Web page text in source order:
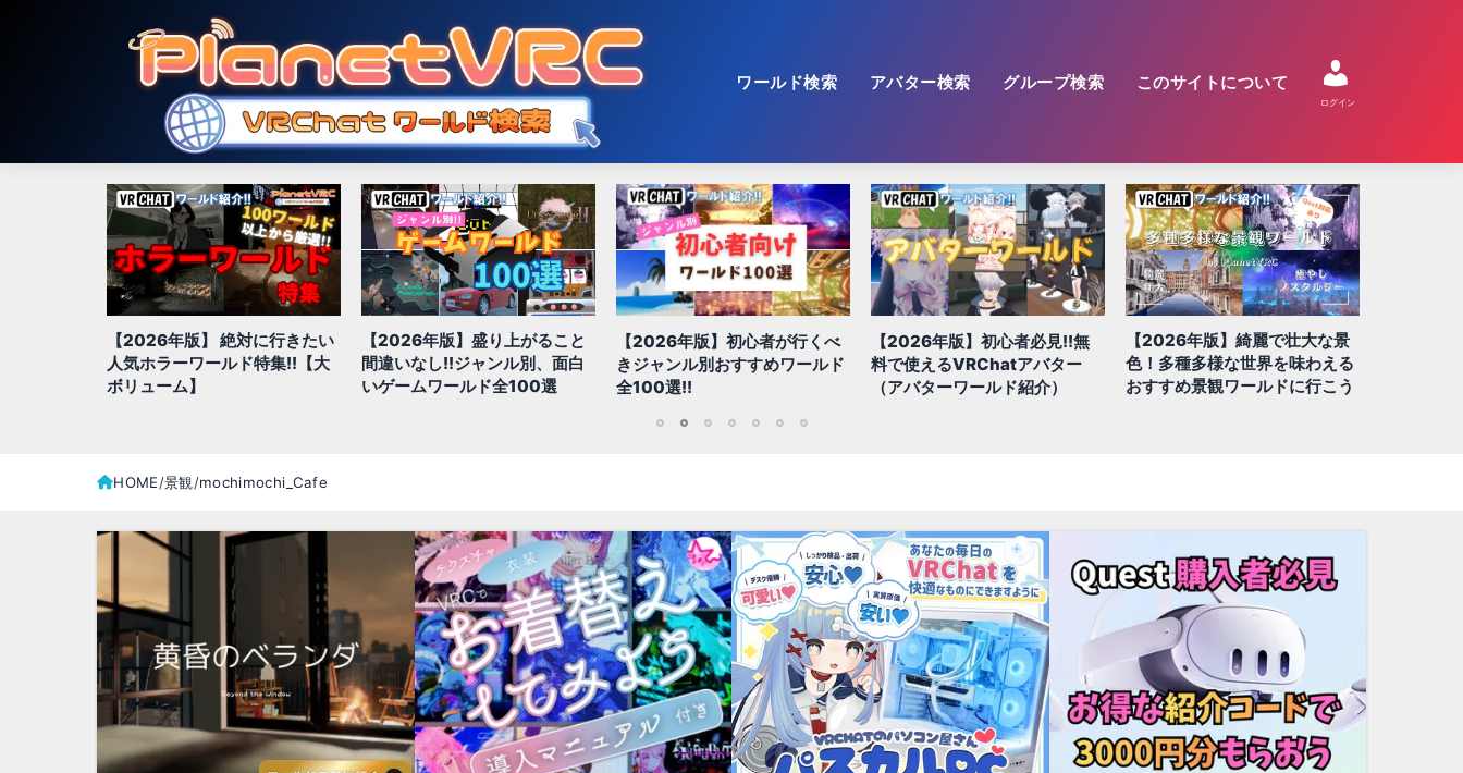
ワールド検索 アバター検索 グループ検索 このサイトについて
ログイン
【2026年版】盛り上がること
間違いなし!!ジャンル別、面白
いゲームワールド全100選
【2026年版】初心者が行くべ
きジャンル別おすすめワールド
全100選!!
【2026年版】初心者必見!!無
料で使えるVRChatアバター
（アバターワールド紹介）
【2026年版】綺麗で壮大な景
色！多種多様な世界を味わえる
おすすめ景観ワールドに行こう
【2026年版】絶対に行きたい
QUEST/スマホ対応ワールド 全
100選!!
HOME 景観 mochimochi_Cafe